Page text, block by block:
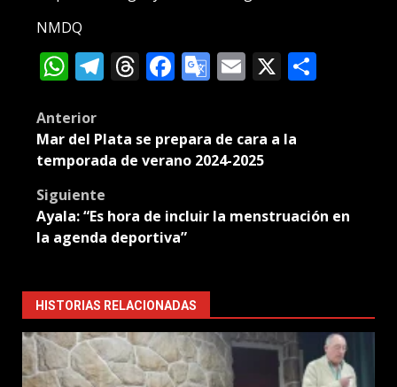
NMDQ
WhatsApp
Telegram
Threads
Facebook
Google
Email
X
Post
navigation
Anterior
Mar del Plata se prepara de cara a la
temporada de verano 2024-2025
Siguiente
Ayala: “Es hora de incluir la menstruación en
la agenda deportiva”
HISTORIAS RELACIONADAS